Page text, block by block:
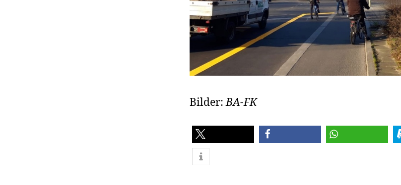
Bilder:BA-FK
teilen